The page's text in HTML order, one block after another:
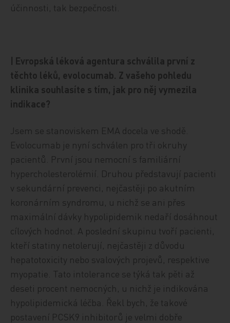
účinnosti, tak bezpečnosti.
| Evropská léková agentura schválila první z
těchto léků, evolocumab. Z vašeho pohledu
klinika souhlasíte s tím, jak pro něj vymezila
indikace?
Jsem se stanoviskem EMA docela ve shodě.
Evolocumab je nyní schválen pro tři okruhy
pacientů. První jsou nemocní s familiární
hypercholesterolémií. Druhou představují pacienti
v sekundární prevenci, nejčastěji po akutním
koronárním syndromu, u nichž se ani přes
maximální dávky hypolipidemik nedaří dosáhnout
cílových hodnot. A poslední skupinu tvoří pacienti,
kteří statiny netolerují, nejčastěji z důvodu
hepatotoxicity nebo svalových projevů, respektive
myopatie. Tato intolerance se týká tak pěti až
deseti procent nemocných, u nichž je indikována
hypolipidemická léčba. Řekl bych, že takové
postavení PCSK9 inhibitorů je velmi dobře